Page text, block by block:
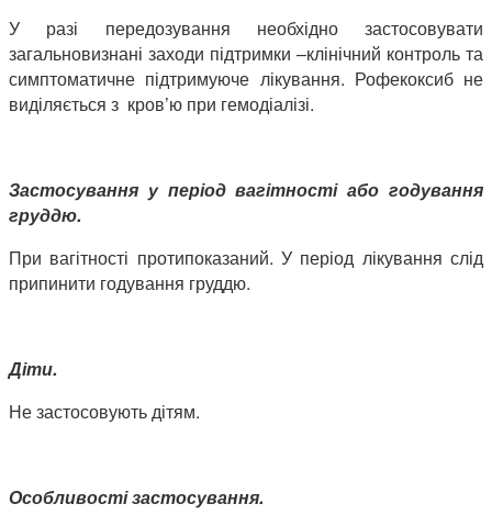
У разі передозування необхідно застосовувати
загальновизнані заходи підтримки –клінічний контроль та
симптоматичне підтримуюче лікування. Рофекоксиб не
виділяється з кров’ю при гемодіалізі.
Застосування у період вагітності або годування
груддю.
При вагітності протипоказаний. У період лікування слід
припинити годування груддю.
Діти.
Не застосовують дітям.
Особливості застосування.